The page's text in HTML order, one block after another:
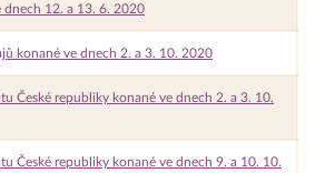
dnech 12. a 13. 6. 2020
konané ve dnech 2. a 3. 10. 2020
České republiky konané ve dnech 2. a 3. 10.
České republiky konané ve dnech 9. a 10. 10.